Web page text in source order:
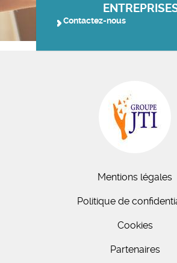
Contactez-nous
Mentions légales
Politique de
Cookies
Partenaires